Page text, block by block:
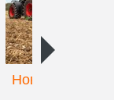
Новый